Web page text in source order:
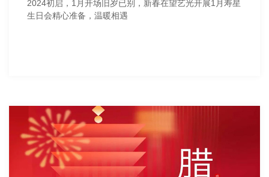
2024初启，1月开场旧岁已别，新春在望艺光开展1月寿星
生日会精心准备，温暖相遇